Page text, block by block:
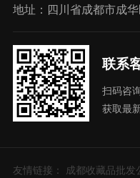
地址：四川省成都市成
联系
扫码咨
获取最
友情链接： 成都收藏品批发